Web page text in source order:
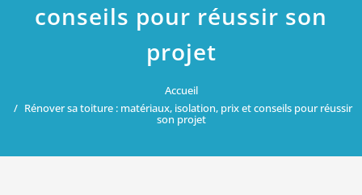
conseils pour réussir son
projet
Accueil
Rénover sa toiture : matériaux, isolation, prix et conseils pour réussir
son projet